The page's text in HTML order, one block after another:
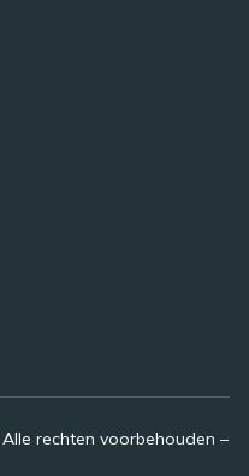
rechten voorbehouden –